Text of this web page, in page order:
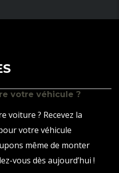
votre véhicule ?
voiture ? Recevez la
votre véhicule
même de monter
vous dès aujourd’hui !